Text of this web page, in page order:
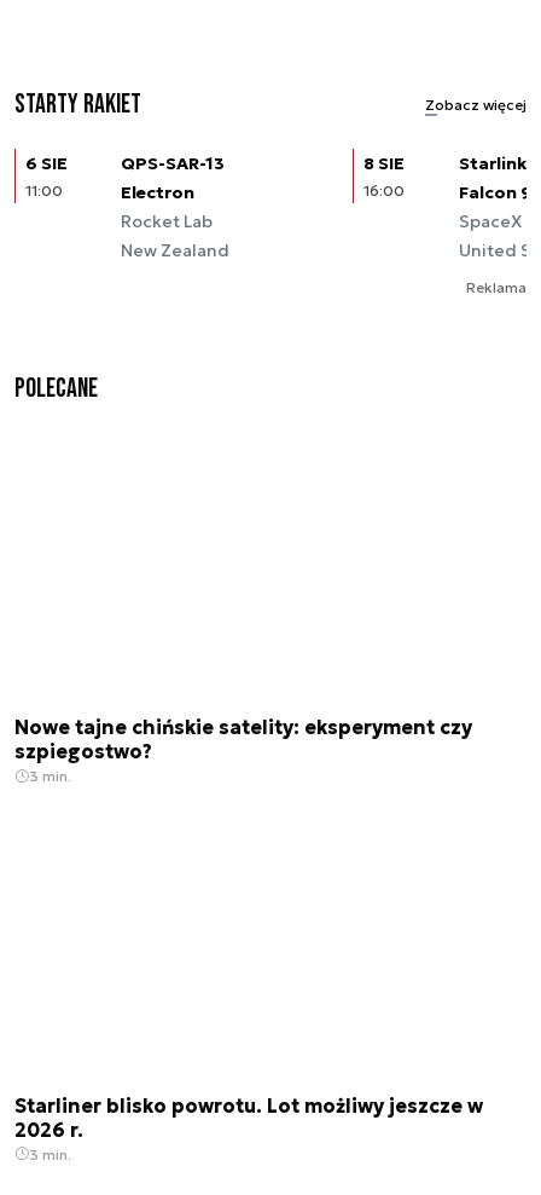
Starty rakiet Zobacz więcej
6 SIE
11:00
QPS-SAR-13
Electron
Rocket Lab
New Zealand
8 SIE
16:00
Starlink
Falcon 9
SpaceX
United
Reklama
Polecane
Nowe tajne chińskie satelity: eksperyment czy
szpiegostwo?
3 min.
Starliner blisko powrotu. Lot możliwy jeszcze w
2026 r.
3 min.